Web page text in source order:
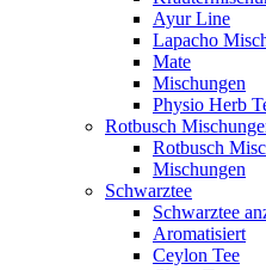
Ayur Line
Lapacho
Mate
Mischungen
Physio Herb
Rotbusch
Rotbusch
Mischungen
Schwarztee
Schwarztee
Aromatisiert
Ceylon Tee